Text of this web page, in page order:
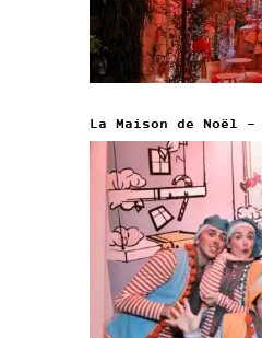
La Maison de Noël –